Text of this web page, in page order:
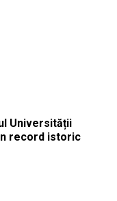
Universității
record istoric